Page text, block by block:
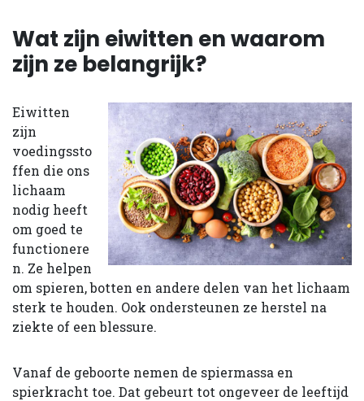
Wat zijn eiwitten en waarom
zijn ze belangrijk?
Eiwitten
zijn
voedingssto
ffen die ons
lichaam
nodig heeft
om goed te
functionere
n. Ze helpen
om spieren, botten en andere delen van het lichaam
sterk te houden. Ook ondersteunen ze herstel na
ziekte of een blessure.
Vanaf de geboorte nemen de spiermassa en
spierkracht toe. Dat gebeurt tot ongeveer de leeftijd